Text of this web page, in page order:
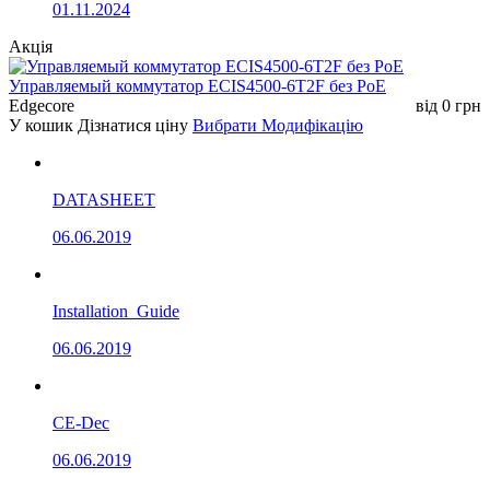
01.11.2024
Акція
Управляемый коммутатор ECIS4500-6T2F без РоЕ
Edgecore
від 0 грн
У кошик Дізнатися ціну Вибрати Модифікацію
DATASHEET
06.06.2019
Installation_Guide
06.06.2019
CE-Dec
06.06.2019